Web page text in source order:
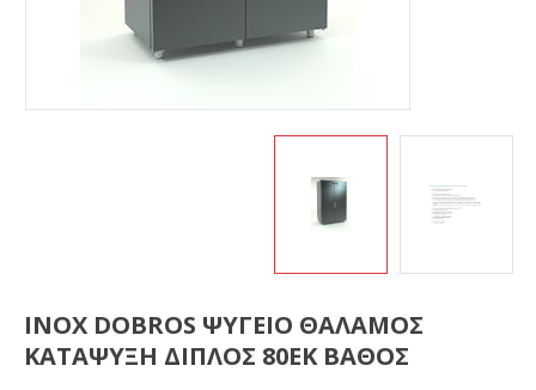
INOX DOBROS ΨΥΓΕΙΟ ΘΑΛΑΜΟΣ
ΚΑΤΑΨΥΞΗ ΔΙΠΛΟΣ 80ΕΚ ΒΑΘΟΣ